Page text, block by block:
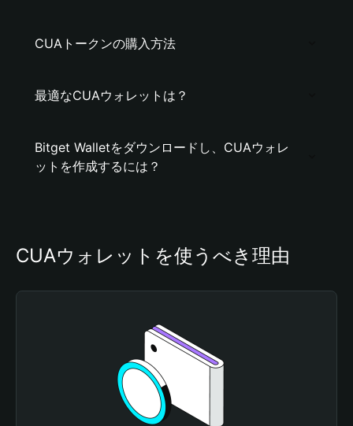
CUAトークンの購入方法
最適なCUAウォレットは？
Bitget Walletをダウンロードし、CUAウォレ
ットを作成するには？
CUAウォレットを使うべき理由